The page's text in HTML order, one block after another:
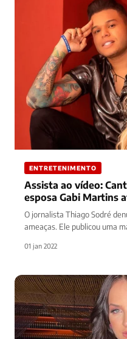
ENTRETENIMENTO
Assista ao vídeo:
esposa Gabi Martins
O jornalista Thiago Sodré
ameaças. Ele publicou uma
01 jan 2022